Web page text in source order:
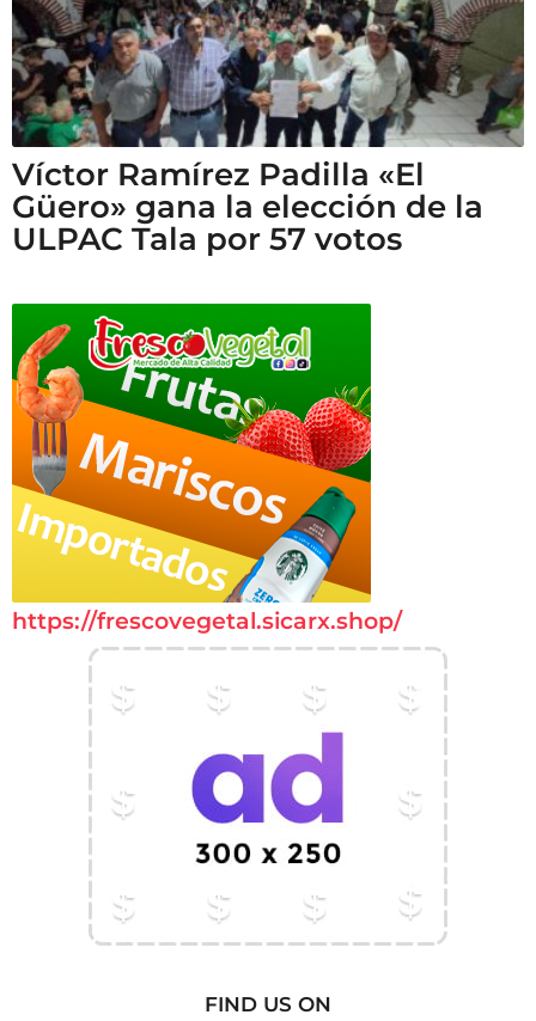
Víctor Ramírez Padilla «El
Güero» gana la elección de la
ULPAC Tala por 57 votos
https://frescovegetal.sicarx.shop/
FIND US ON